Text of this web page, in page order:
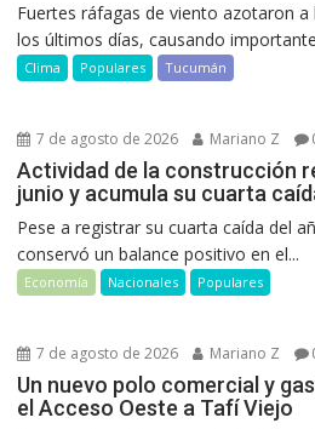
Fuertes ráfagas de viento azotaron a
los últimos días, causando
Clima Populares Tucumán
7 de agosto de 2026 Mariano Z
Actividad de la construcción
junio y acumula su cuarta
Pese a registrar su cuarta caída del
conservó un balance positivo en el...
Economía Nacionales Populares
7 de agosto de 2026 Mariano Z
Un nuevo polo comercial y
el Acceso Oeste a Tafí Viejo